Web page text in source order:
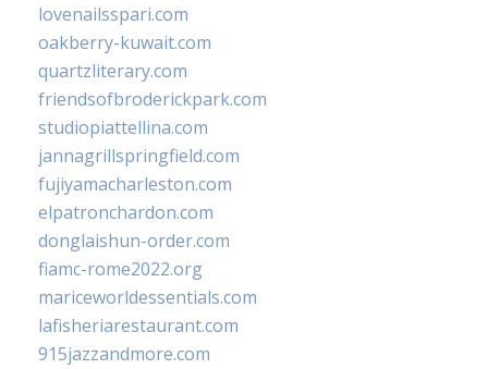
lovenailsspari.com
oakberry-kuwait.com
quartzliterary.com
friendsofbroderickpark.com
studiopiattellina.com
jannagrillspringfield.com
fujiyamacharleston.com
elpatronchardon.com
donglaishun-order.com
fiamc-rome2022.org
mariceworldessentials.com
lafisheriarestaurant.com
915jazzandmore.com